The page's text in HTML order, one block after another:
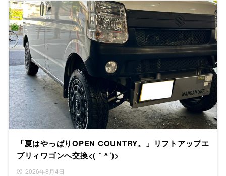
「夏はやっぱりOPEN COUNTRY。」リフトアップエ
ブリィワゴンへ交換<(｀^´)>
2026年8月4日